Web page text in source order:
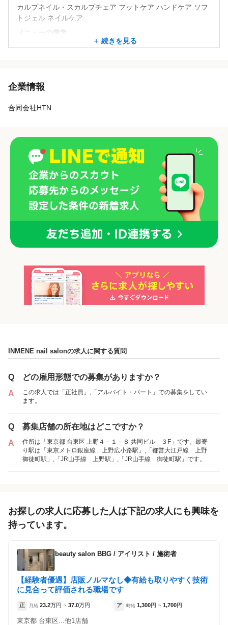
カルプネイル・スカルプチェア フットケア ハンドケア ソフ
トジェル ネイルケア
メニューの備考
とても豊富なカラーとパーツで、幅広いネイルデザインを取
ザインに加えて、お好みのデザインを持ち込みされる方も多
続きを見る
企業情報
合同会社HTN
「正社員」を募集していた店舗
1件の店舗
INMENE nail salon
徒歩 9分 ）
「アルバイト・パート」を募集していた店舗
INMENE nail salon
（東京都台東区:上野広小路駅 徒歩 3分 / 上野駅
徒歩 9分 ）
正社員
アルバイト・
INMENE nail salonの求人に関する質問
Q
どの雇用形態での募集がありますか？
A
この求人では「正社員」,「アルバイト・パート」での募集をしてい
ます。
Q
募集店舗の所在地はどこですか？
A
住所は「東京都 台東区 上野４－１－８ 共同ビル ３F」です。最寄
り駅は「東京メトロ銀座線 上野広小路駅」,「都営大江戸線 上野
御徒町駅」,「JR山手線 上野駅」,「JR山手線 御徒町駅」です。
お探しの求人に応募した人は下記の求人にも興味を
持っています。
beauty salon BBG / アイリスト / 施術者
【経験者優遇】店販ノルマなし◆有給も取りやすく技術
に見合って評価される職場です
正 月給 23.2万円 ~ 37.0万円 ア 時給 1,300円 ~ 1,700円
東京都 台東区...他1店舗